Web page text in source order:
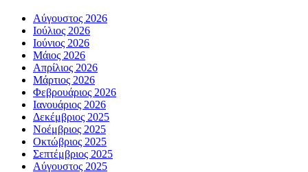
Αύγουστος 2026
Ιούλιος 2026
Ιούνιος 2026
Μάιος 2026
Απρίλιος 2026
Μάρτιος 2026
Φεβρουάριος 2026
Ιανουάριος 2026
Δεκέμβριος 2025
Νοέμβριος 2025
Οκτώβριος 2025
Σεπτέμβριος 2025
Αύγουστος 2025